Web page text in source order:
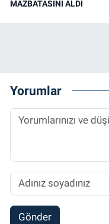
MAZBATASINI ALDI
Yorumlar
Gönder